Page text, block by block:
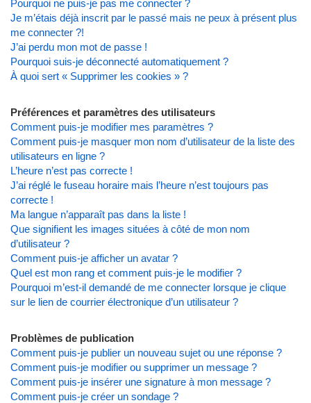
Pourquoi ne puis-je pas me connecter ?
Je m’étais déjà inscrit par le passé mais ne peux à présent plus
me connecter ?!
J’ai perdu mon mot de passe !
Pourquoi suis-je déconnecté automatiquement ?
À quoi sert « Supprimer les cookies » ?
Préférences et paramètres des utilisateurs
Comment puis-je modifier mes paramètres ?
Comment puis-je masquer mon nom d’utilisateur de la liste des
utilisateurs en ligne ?
L’heure n’est pas correcte !
J’ai réglé le fuseau horaire mais l’heure n’est toujours pas
correcte !
Ma langue n’apparaît pas dans la liste !
Que signifient les images situées à côté de mon nom
d’utilisateur ?
Comment puis-je afficher un avatar ?
Quel est mon rang et comment puis-je le modifier ?
Pourquoi m’est-il demandé de me connecter lorsque je clique
sur le lien de courrier électronique d’un utilisateur ?
Problèmes de publication
Comment puis-je publier un nouveau sujet ou une réponse ?
Comment puis-je modifier ou supprimer un message ?
Comment puis-je insérer une signature à mon message ?
Comment puis-je créer un sondage ?